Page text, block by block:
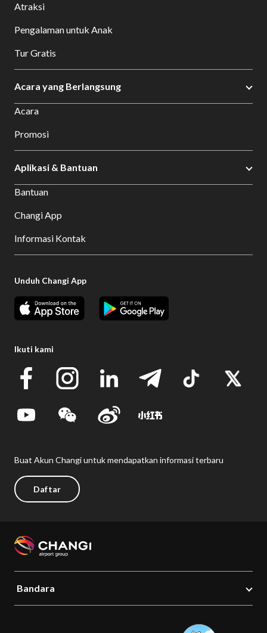
Atraksi
Pengalaman untuk Anak
Tur Gratis
Acara yang Berlangsung
Acara
Promosi
Aplikasi & Bantuan
Bantuan
Changi App
Informasi Kontak
Unduh Changi App
Ikuti kami
Buat Akun Changi untuk mendapatkan informasi terbaru
Daftar
Bandara